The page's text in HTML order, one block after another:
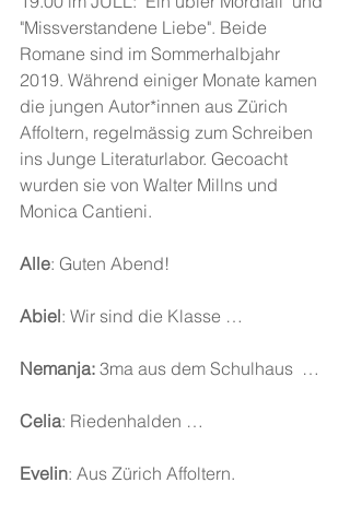
"Missverstandene Liebe". Beide
Romane sind im Sommerhalbjahr
2019. Während einiger Monate kamen
die jungen Autor*innen aus Zürich
Affoltern, regelmässig zum Schreiben
ins Junge Literaturlabor. Gecoacht
wurden sie von Walter Millns und
Monica Cantieni.
Alle: Guten Abend!
Abiel: Wir sind die Klasse …
Nemanja: 3ma aus dem Schulhaus  …
Celia: Riedenhalden …
Evelin: Aus Zürich Affoltern.